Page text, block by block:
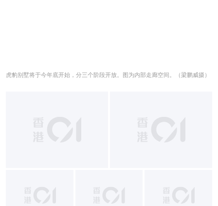
虎豹别墅将于今年底开始，分三个阶段开放。图为内部走廊空间。（梁鹏威摄）